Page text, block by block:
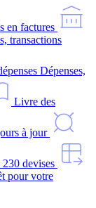
en factures
transactions
Dépenses,
Livre des
à jour
230 devises
pour votre